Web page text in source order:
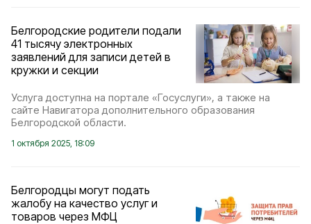
Белгородские родители подали
41 тысячу электронных
заявлений для записи детей в
кружки и секции
Услуга доступна на портале «Госуслуги», а также на
сайте Навигатора дополнительного образования
Белгородской области.
1 октября 2025, 18:09
Белгородцы могут подать
жалобу на качество услуг и
товаров через МФЦ